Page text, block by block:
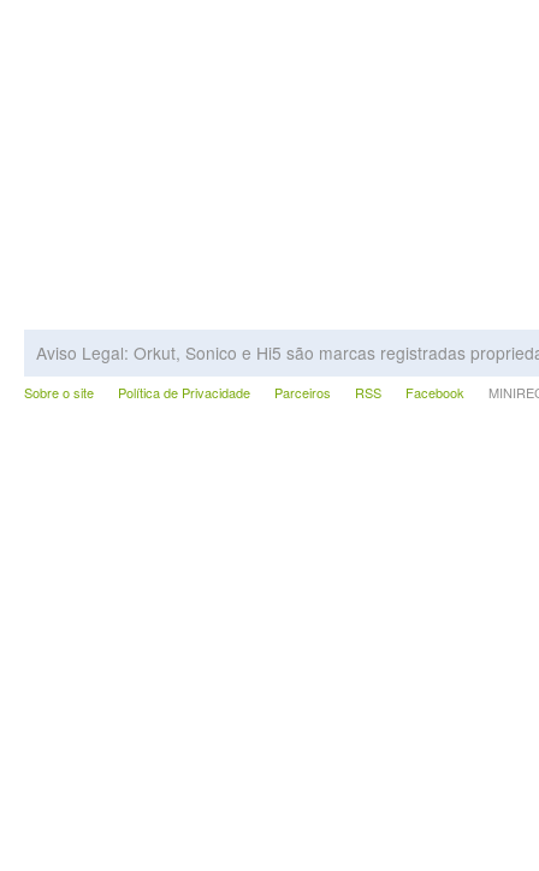
Aviso Legal: Orkut, Sonico e Hi5 são marcas registradas
Sobre o site Política de Privacidade Parceiros RSS Facebook